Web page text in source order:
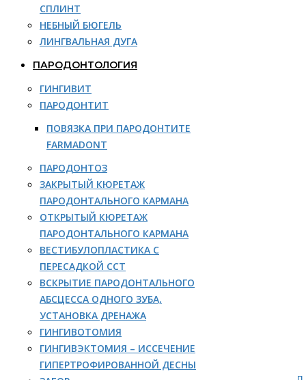
СПЛИНТ
НЕБНЫЙ БЮГЕЛЬ
ЛИНГВАЛЬНАЯ ДУГА
ПАРОДОНТОЛОГИЯ
ГИНГИВИТ
ПАРОДОНТИТ
ПОВЯЗКА ПРИ ПАРОДОНТИТЕ
FARMADONT
ПАРОДОНТОЗ
ЗАКРЫТЫЙ КЮРЕТАЖ
ПАРОДОНТАЛЬНОГО КАРМАНА
ОТКРЫТЫЙ КЮРЕТАЖ
ПАРОДОНТАЛЬНОГО КАРМАНА
ВЕСТИБУЛОПЛАСТИКА С
ПЕРЕСАДКОЙ ССТ
ВСКРЫТИЕ ПАРОДОНТАЛЬНОГО
АБСЦЕССА ОДНОГО ЗУБА,
УСТАНОВКА ДРЕНАЖА
ГИНГИВОТОМИЯ
ГИНГИВЭКТОМИЯ – ИССЕЧЕНИЕ
ГИПЕРТРОФИРОВАННОЙ ДЕСНЫ